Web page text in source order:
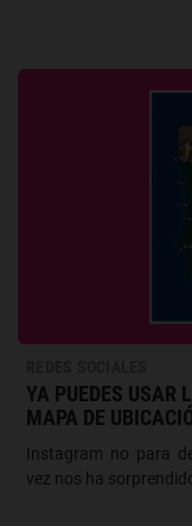
YA PUEDES USAR
MAPA DE
Instagram no para
vez nos ha